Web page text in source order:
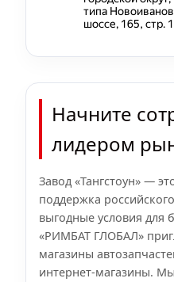
Начните
лидером
Завод «Тангстоун» —
поддержка
выгодные условия для
«РИМБАТ ГЛОБАЛ»
магазины
интернет-магазины.